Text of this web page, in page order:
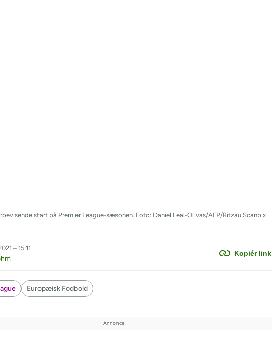
start på Premier League-sæsonen. Foto: Daniel Leal-Olivas/AFP/Ritzau Scanpix
Kopiér link
– 15:11
Europæisk Fodbold